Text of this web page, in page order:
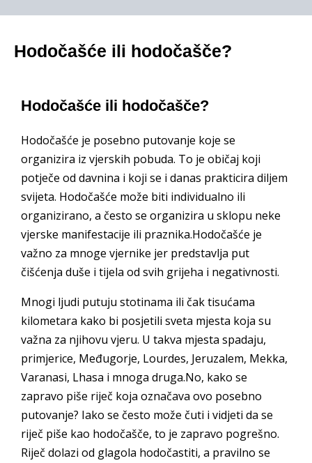
Hodočašće ili hodočašče?
Hodočašće ili hodočašče?
Hodočašće je posebno putovanje koje se
organizira iz vjerskih pobuda. To je običaj koji
potječe od davnina i koji se i danas prakticira diljem
svijeta. Hodočašće može biti individualno ili
organizirano, a često se organizira u sklopu neke
vjerske manifestacije ili praznika.Hodočašće je
važno za mnoge vjernike jer predstavlja put
čišćenja duše i tijela od svih grijeha i negativnosti.
Mnogi ljudi putuju stotinama ili čak tisućama
kilometara kako bi posjetili sveta mjesta koja su
važna za njihovu vjeru. U takva mjesta spadaju,
primjerice, Međugorje, Lourdes, Jeruzalem, Mekka,
Varanasi, Lhasa i mnoga druga.No, kako se
zapravo piše riječ koja označava ovo posebno
putovanje? Iako se često može čuti i vidjeti da se
riječ piše kao hodočašče, to je zapravo pogrešno.
Riječ dolazi od glagola hodočastiti, a pravilno se